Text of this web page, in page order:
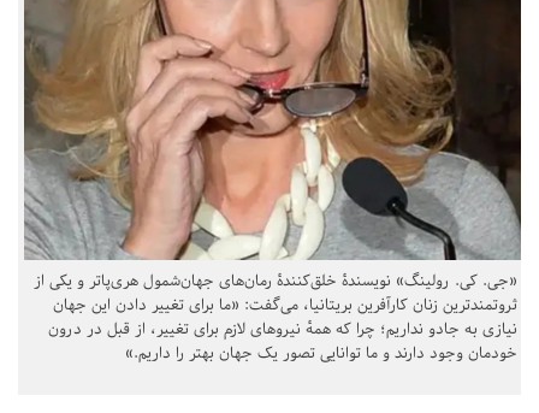
«جی. کی. رولینگ» نویسندهٔ خلق‌کنندهٔ رمان‌های جهان‌شمول هری‌پاتر و یکی از
ثروتمندترین زنان کارآفرین بریتانیا، می‌گفت: «ما برای تغییر دادن این جهان
نیازی به جادو نداریم؛ چرا که همهٔ نیروهای لازم برای تغییر، از قبل در درون
خودمان وجود دارند و ما توانایی تصور یک جهان بهتر را داریم.»